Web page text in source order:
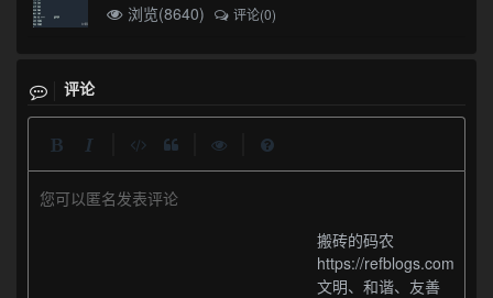
浏览(8640) 评论(0)
评论
您可以匿名发表评论
搬砖的码农
https://refblogs.com
文明、和谐、友善